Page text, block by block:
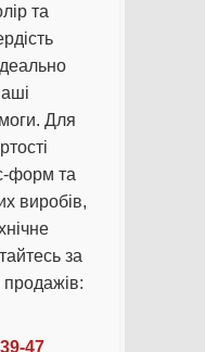
та
Для
форм та
виробів,
за
47